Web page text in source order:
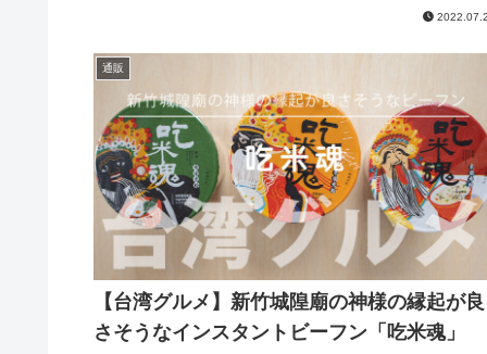
通販
【台湾グルメ】新竹城隍廟の神様の縁起が良
さそうなインスタントビーフン「吃米魂」